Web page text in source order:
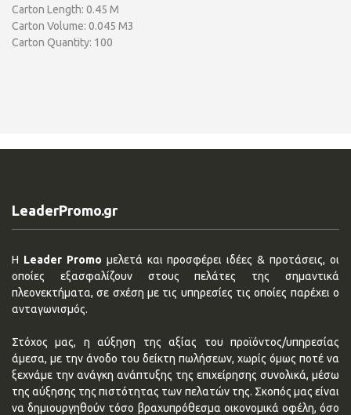
Carton Length: 0.45 M
Carton Volume: 0.045 M3
Carton Quantity: 100
LeaderPromo.gr
Η Leader Promo μελετά και προσφέρει ιδέες & προτάσεις, οι
οποίες εξασφαλίζουν στους πελάτες της σημαντικά
πλεονεκτήματα, σε σχέση με τις υπηρεσίες τις οποίες παρέχει ο
ανταγωνισμός.
Στόχος μας, η αύξηση της αξίας του προϊόντος/υπηρεσίας
άμεσα, με την άνοδο του δείκτη πωλήσεων, χωρίς όμως ποτέ να
ξεχνάμε την ανάγκη ανάπτυξης της επιχείρησης συνολικά, μέσω
της αύξησης της πιστότητας των πελατών της. Σκοπός μας είναι
να δημιουργηθούν τόσο βραχυπρόθεσμα οικονομικά οφέλη, όσο